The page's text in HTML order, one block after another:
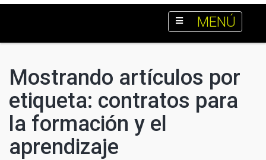
MENÚ
Mostrando artículos por
etiqueta: contratos para
la formación y el
aprendizaje